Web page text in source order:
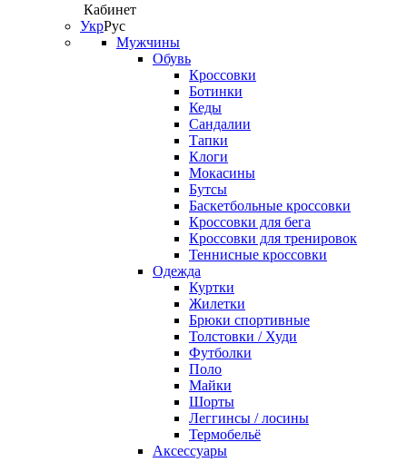
Кабинет
УкрРус
Мужчины
Обувь
Кроссовки
Ботинки
Кеды
Сандалии
Тапки
Клоги
Мокасины
Бутсы
Баскетбольные кроссовки
Кроссовки для бега
Кроссовки для тренировок
Теннисные кроссовки
Одежда
Куртки
Жилетки
Брюки спортивные
Толстовки / Худи
Футболки
Поло
Майки
Шорты
Леггинсы / лосины
Термобельё
Аксессуары